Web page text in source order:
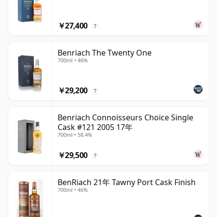
￥27,400 ?
Benriach The Twenty One
700ml • 46%
￥29,200 ?
Benriach Connoisseurs Choice Single
Cask #121 2005 17年
700ml • 58.4%
￥29,500 ?
BenRiach 21年 Tawny Port Cask Finish
700ml • 46%